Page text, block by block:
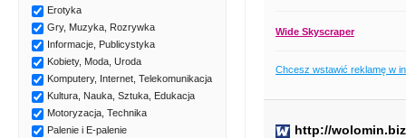
Erotyka
Gry, Muzyka, Rozrywka
Informacje, Publicystyka
Kobiety, Moda, Uroda
Komputery, Internet, Telekomunikacja
Kultura, Nauka, Sztuka, Edukacja
Motoryzacja, Technika
Palenie i E-palenie
Wide Skyscraper
Chcesz wstawić reklamę w
http://